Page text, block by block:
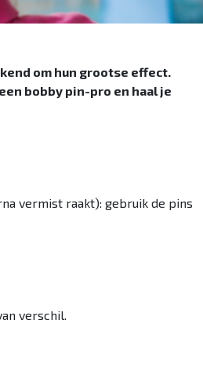
om hun grootse effect.
bobby pin-pro en haal je
vermist raakt): gebruik de pins
verschil.